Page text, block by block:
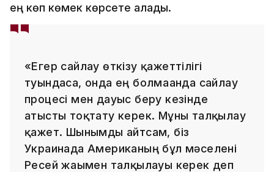
ең көп көмек көрсете алады.
«Егер сайлау өткізу қажеттілігі
туындаса, онда ең болмағанда сайлау
процесі мен дауыс беру кезінде
атысты тоқтату керек. Мұны талқылау
қажет. Шынымды айтсам, біз
Украинада Американың бұл мәселені
Ресей жағымен талқылауы керек деп